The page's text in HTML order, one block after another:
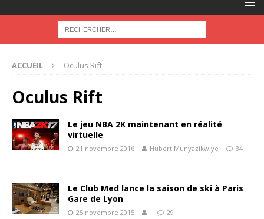
ACCUEIL Oculus Rift
Oculus Rift
Le jeu NBA 2K maintenant en réalité
virtuelle
21 novembre 2016 Hubert Munyazikwiye 34
Le Club Med lance la saison de ski à Paris
Gare de Lyon
25 novembre 2015 29